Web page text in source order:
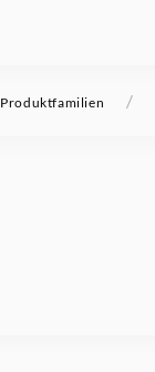
Produktfamilien /